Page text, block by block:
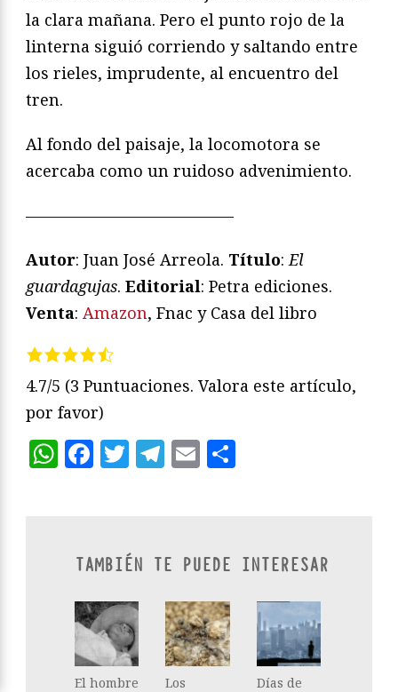
la clara mañana. Pero el punto rojo de la
linterna siguió corriendo y saltando entre
los rieles, imprudente, al encuentro del
tren.
Al fondo del paisaje, la locomotora se
acercaba como un ruidoso advenimiento.
—————————————
Autor: Juan José Arreola. Título:El
guardagujas. Editorial: Petra ediciones.
Venta: Amazon, Fnac y Casa del libro
4.7/5 (3 Puntuaciones. Valora este artículo,
por favor)
WhatsApp
Facebook
Twitter
Telegram
Email
TAMBIÉN TE PUEDE INTERESAR
El hombre
Los
Días de